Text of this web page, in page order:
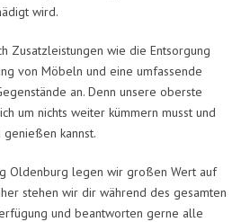
wird.
Zusatzleistungen wie die Entsorgung
von Möbeln und eine umfassende
an. Denn unsere oberste
um nichts weiter kümmern musst und
kannst.
Oldenburg legen wir großen Wert auf
stehen wir dir während des gesamten
und beantworten gerne alle